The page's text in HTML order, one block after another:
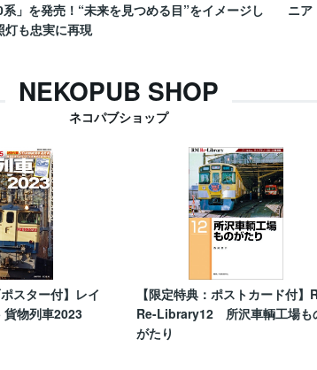
」を発売！“未来を見つめる目”をイメージし
灯も忠実に再現
ニア
NEKOPUB SHOP
ネコパブショップ
スター付】レイ
物列車2023
【限定特典：ポストカード付】
Re-Library12 所沢車輌工場も
がたり